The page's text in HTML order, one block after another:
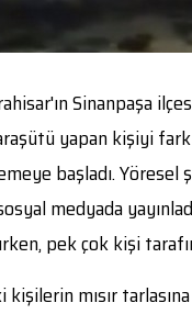
Sinanpaşa
yapan kişiyi
başladı.
medyada
pek çok kişi
kişilerin mısır